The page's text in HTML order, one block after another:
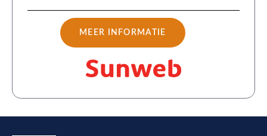
MEER INFORMATIE